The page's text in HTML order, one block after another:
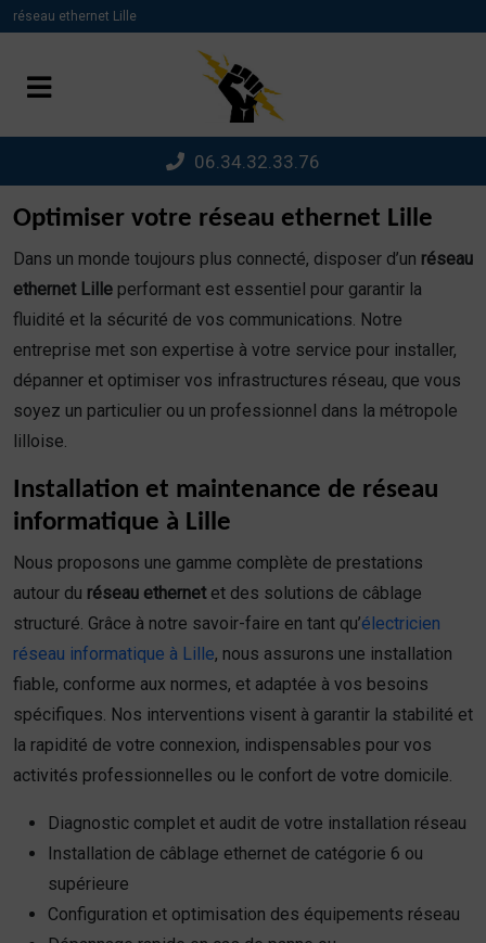
réseau ethernet Lille
06.34.32.33.76
Optimiser votre réseau ethernet Lille
Dans un monde toujours plus connecté, disposer d’un réseau
ethernet Lille performant est essentiel pour garantir la
fluidité et la sécurité de vos communications. Notre
entreprise met son expertise à votre service pour installer,
dépanner et optimiser vos infrastructures réseau, que vous
soyez un particulier ou un professionnel dans la métropole
lilloise.
Installation et maintenance de réseau
informatique à Lille
Nous proposons une gamme complète de prestations
autour du réseau ethernetet des solutions de câblage
structuré. Grâce à notre savoir-faire en tant qu’électricien
réseau informatique à Lille, nous assurons une installation
fiable, conforme aux normes, et adaptée à vos besoins
spécifiques. Nos interventions visent à garantir la stabilité et
la rapidité de votre connexion, indispensables pour vos
activités professionnelles ou le confort de votre domicile.
Diagnostic complet et audit de votre installation réseau
Installation de câblage ethernet de catégorie 6 ou
supérieure
Configuration et optimisation des équipements réseau
Panneau de gestion des cookies